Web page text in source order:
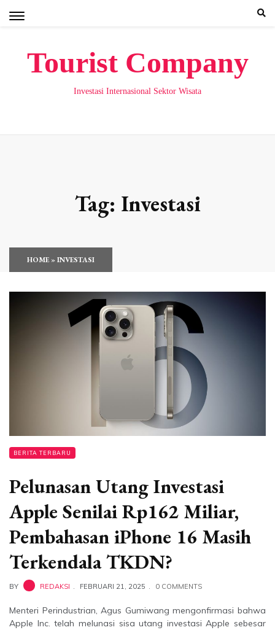
Tourist Company
Investasi Internasional Sektor Wisata
Tag: Investasi
HOME»INVESTASI
BERITA TERBARU
Pelunasan Utang Investasi
Apple Senilai Rp162 Miliar,
Pembahasan iPhone 16 Masih
Terkendala TKDN?
BY REDAKSI FEBRUARI 21, 2025 0 COMMENTS
Menteri Perindustrian, Agus Gumiwang mengonfirmasi bahwa
Apple Inc. telah melunasi sisa utang investasi Apple sebesar